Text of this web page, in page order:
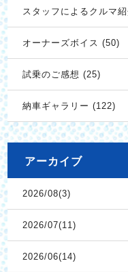
スタッフによるクルマ
オーナーズボイス (50)
試乗のご感想 (25)
納車ギャラリー (122)
アーカイブ
2026/08(3)
2026/07(11)
2026/06(14)